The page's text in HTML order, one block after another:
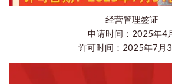
经营管理签证
申请时间：2025年4
许可时间：2025年7月